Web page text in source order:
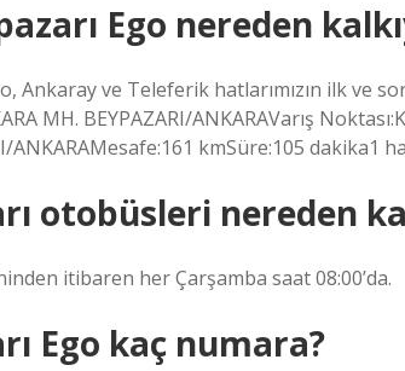
Ego nereden
Ankaray ve Teleferik hatlarımızın ilk ve
MH. BEYPAZARI/ANKARAVarış
ANKARAMesafe:161 kmSüre:105 dakika1
otobüsleri nereden
itibaren her Çarşamba saat 08:00’da.
Ego kaç numara?